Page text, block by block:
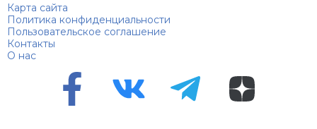
Карта сайта
Политика конфиденциальности
Пользовательское соглашение
Контакты
О нас